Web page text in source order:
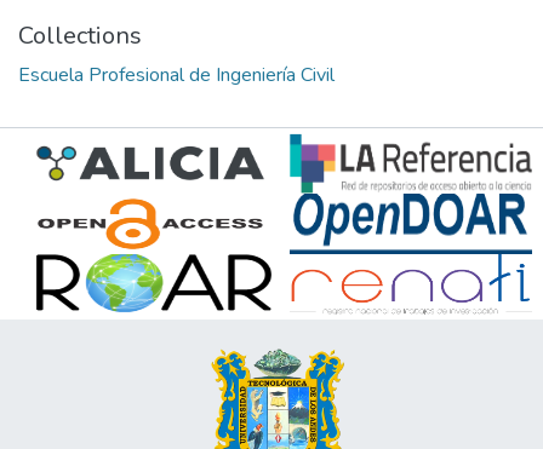
Collections
Escuela Profesional de Ingeniería Civil